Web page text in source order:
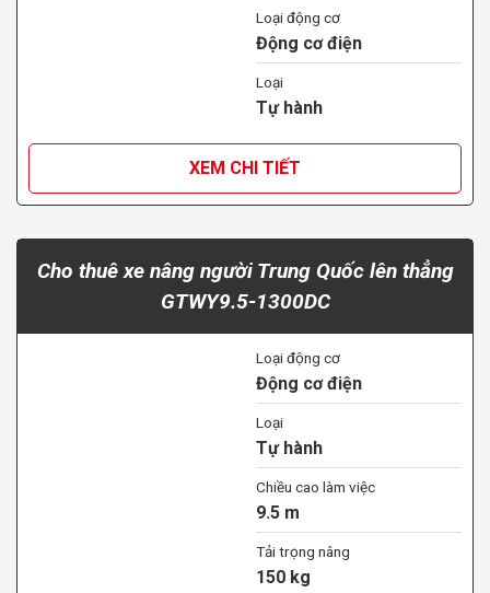
Loại động cơ
Động cơ điện
Loại
Tự hành
XEM CHI TIẾT
Cho thuê xe nâng người Trung Quốc lên thẳng
GTWY9.5-1300DC
Loại động cơ
Động cơ điện
Loại
Tự hành
Chiều cao làm việc
9.5 m
Tải trọng nâng
150 kg